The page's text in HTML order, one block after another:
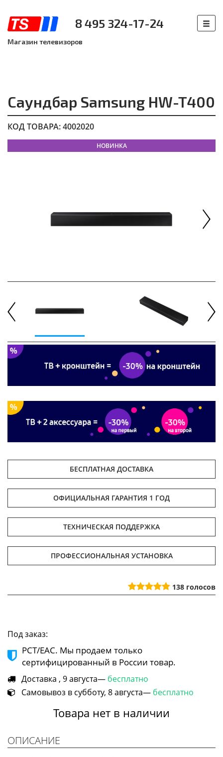
8 495 324-17-24
Магазин телевизоров
Саундбар Samsung HW-T400
КОД ТОВАРА: 4002020
НОВИНКА
БЕСПЛАТНАЯ ДОСТАВКА
ОФИЦИАЛЬНАЯ ГАРАНТИЯ 1 ГОД
ТЕХНИЧЕСКАЯ ПОДДЕРЖКА
ПРОФЕССИОНАЛЬНАЯ УСТАНОВКА
138 голосов
Под заказ:
РСТ/ЕАС. Мы продаем только
сертифицированный в России товар.
Доставка , 9 августа— бесплатно
Самовывоз в субботу, 8 августа— бесплатно
Товара нет в наличии
ОПИСАНИЕ